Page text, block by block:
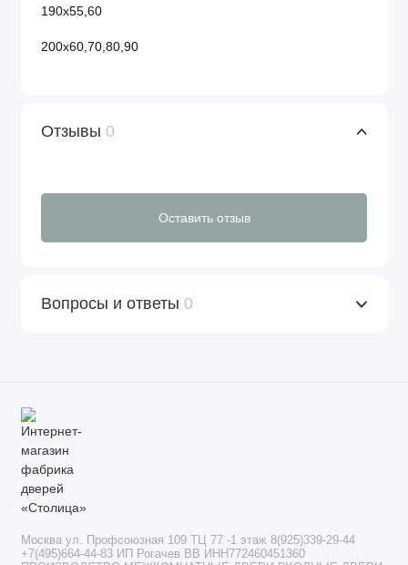
190х55,60
200х60,70,80,90
Отзывы 0
Оставить отзыв
Вопросы и ответы 0
Москва ул. Профсоюзная 109 ТЦ 77 -1 этаж 8(925)339-29-44
+7(495)664-44-83 ИП Рогачев ВВ ИНН772460451360